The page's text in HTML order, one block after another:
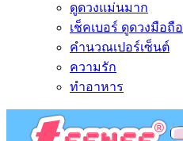
ดูดวงแม่นมาก
เช็คเบอร์ ดูดวงมือถือ
คำนวณเปอร์เซ็นต์
ความรัก
ทำอาหาร